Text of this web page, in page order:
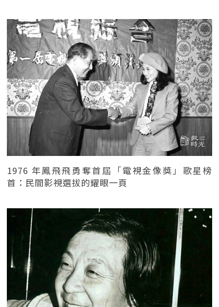
1976 年鳳飛飛勇奪首屆「電視金像獎」歌星榜
首：民間影視選拔的耀眼一頁